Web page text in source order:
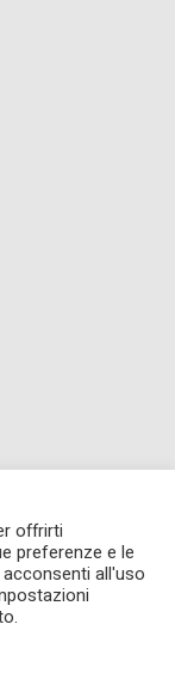
Newsteca S.r.l.
Via Larga, 6
offrirti
preferenze e le
all'uso